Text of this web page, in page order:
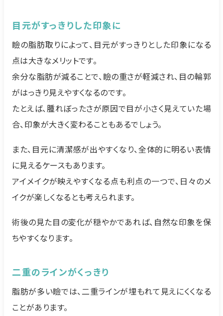
目元がすっきりした印象に
瞼の脂肪取りによって、目元がすっきりとした印象になる
点は大きなメリットです。
余分な脂肪が減ることで、瞼の重さが軽減され、目の輪郭
がはっきり見えやすくなるのです。
たとえば、腫れぼったさが原因で目が小さく見えていた場
合、印象が大きく変わることもあるでしょう。
また、目元に清潔感が出やすくなり、全体的に明るい表情
に見えるケースもあります。
アイメイクが映えやすくなる点も利点の一つで、日々のメ
イクが楽しくなるとも考えられます。
術後の見た目の変化が穏やかであれば、自然な印象を保
ちやすくなります。
二重のラインがくっきり
脂肪が多い瞼では、二重ラインが埋もれて見えにくくなる
ことがあります。